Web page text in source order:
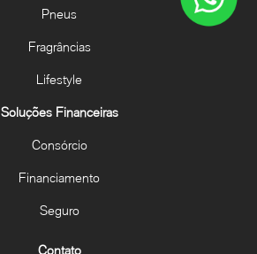
Pneus
Fragrâncias
Lifestyle
Soluções Financeiras
Consórcio
Financiamento
Seguro
Contato